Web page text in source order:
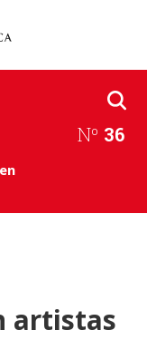
Nº 36
artistas